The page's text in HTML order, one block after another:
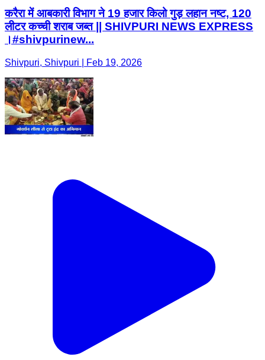
करैरा में आबकारी विभाग ने 19 हजार किलो गुड़ लहान नष्ट, 120
लीटर कच्ची शराब जब्त || SHIVPURI NEWS EXPRESS
।#shivpurinew...
Shivpuri, Shivpuri | Feb 19, 2026